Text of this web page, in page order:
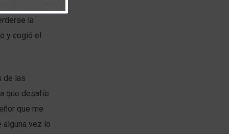
la
y cogió el
de las
que desafíe
que me
alguna vez lo